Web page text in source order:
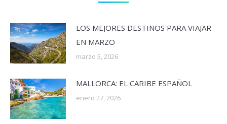
LOS MEJORES DESTINOS PARA VIAJAR
EN MARZO
marzo 5, 2026
MALLORCA: EL CARIBE ESPAÑOL
enero 27, 2026